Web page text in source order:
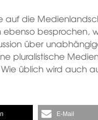
auf die
ebenso besprochen,
über
pluralistische
üblich wird auch
E-Mail